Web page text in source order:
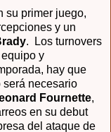
su primer juego,
y un
. Los turnovers
y
hay que
será necesario
Fournette,
en su debut
del ataque de